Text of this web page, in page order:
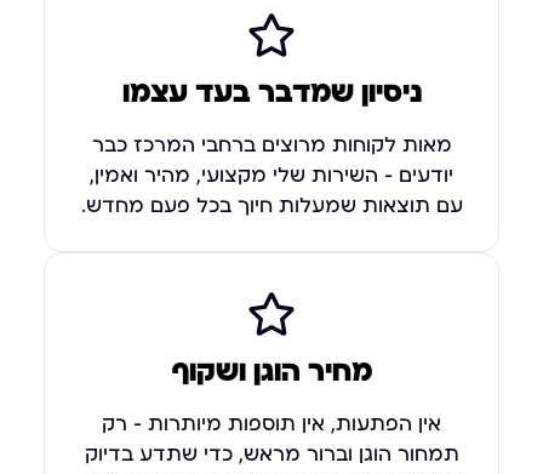
ניסיון שמדבר בעד עצמו
מאות לקוחות מרוצים ברחבי המרכז כבר
יודעים – השירות שלי מקצועי, מהיר ואמין,
עם תוצאות שמעלות חיוך בכל פעם מחדש.
מחיר הוגן ושקוף
אין הפתעות, אין תוספות מיותרות – רק
תמחור הוגן וברור מראש, כדי שתדע בדיוק